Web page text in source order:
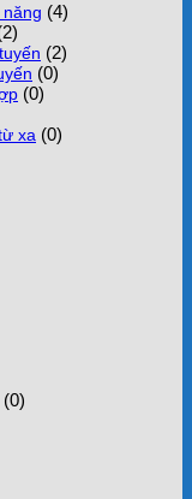
(4)
(2)
(0)
(0)
xa (0)
(0)